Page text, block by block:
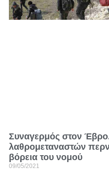
Συναγερμός στον
λαθρομεταναστών
βόρεια του νομού
09/05/2021